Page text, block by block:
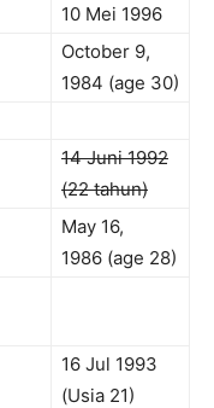
10 Mei 1996
October 9,
1984 (age 30)
14 Juni 1992
(22 tahun)
May 16,
1986 (age 28)
16 Jul 1993
(Usia 21)